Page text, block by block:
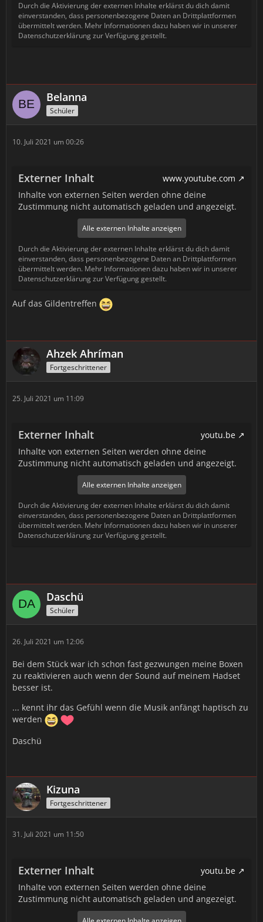
Durch die Aktivierung der externen Inhalte erklärst du dich damit
einverstanden, dass personenbezogene Daten an Drittplattformen
übermittelt werden. Mehr Informationen dazu haben wir in unserer
Datenschutzerklärung zur Verfügung gestellt.
Belanna
Schüler
10. Juli 2021 um 00:26
Externer Inhalt
www.youtube.com
Inhalte von externen Seiten werden ohne deine
Zustimmung nicht automatisch geladen und angezeigt.
Alle externen Inhalte anzeigen
Durch die Aktivierung der externen Inhalte erklärst du dich damit
einverstanden, dass personenbezogene Daten an Drittplattformen
übermittelt werden. Mehr Informationen dazu haben wir in unserer
Datenschutzerklärung zur Verfügung gestellt.
Auf das Gildentreffen
Ahzek Ahríman
Fortgeschrittener
25. Juli 2021 um 11:09
Externer Inhalt
youtu.be
Inhalte von externen Seiten werden ohne deine
Zustimmung nicht automatisch geladen und angezeigt.
Alle externen Inhalte anzeigen
Durch die Aktivierung der externen Inhalte erklärst du dich damit
einverstanden, dass personenbezogene Daten an Drittplattformen
übermittelt werden. Mehr Informationen dazu haben wir in unserer
Datenschutzerklärung zur Verfügung gestellt.
Daschü
Schüler
26. Juli 2021 um 12:06
Bei dem Stück war ich schon fast gezwungen meine Boxen
zu reaktivieren auch wenn der Sound auf meinem Hadset
besser ist.
... kennt ihr das Gefühl wenn die Musik anfängt haptisch zu
werden
Daschü
Kizuna
Fortgeschrittener
31. Juli 2021 um 11:50
Externer Inhalt
youtu.be
Inhalte von externen Seiten werden ohne deine
Zustimmung nicht automatisch geladen und angezeigt.